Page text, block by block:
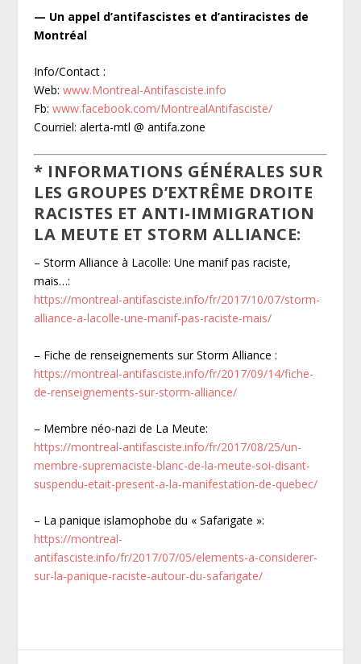
— Un appel d’antifascistes et d’antiracistes de
Montréal
Info/Contact :
Web:www.Montreal-Antifasciste.info
Fb:www.facebook.com/MontrealAntifasciste/
Courriel: alerta-mtl @ antifa.zone
* INFORMATIONS GÉNÉRALES SUR
LES GROUPES D’EXTRÊME DROITE
RACISTES ET ANTI-IMMIGRATION
LA MEUTE ET STORM ALLIANCE:
– Storm Alliance à Lacolle: Une manif pas raciste,
mais…:
https://montreal-antifasciste.info/fr/2017/10/07/storm-
alliance-a-lacolle-une-manif-pas-raciste-mais/
– Fiche de renseignements sur Storm Alliance :
https://montreal-antifasciste.info/fr/2017/09/14/fiche-
de-renseignements-sur-storm-alliance/
– Membre néo-nazi de La Meute:
https://montreal-antifasciste.info/fr/2017/08/25/un-
membre-supremaciste-blanc-de-la-meute-soi-disant-
suspendu-etait-present-a-la-manifestation-de-quebec/
– La panique islamophobe du « Safarigate »:
https://montreal-
antifasciste.info/fr/2017/07/05/elements-a-considerer-
sur-la-panique-raciste-autour-du-safarigate/